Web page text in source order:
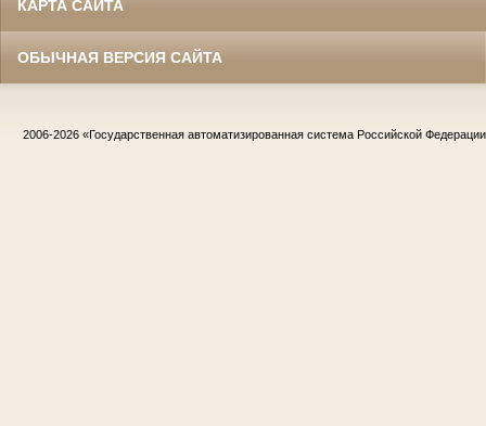
КАРТА САЙТА
ОБЫЧНАЯ ВЕРСИЯ САЙТА
2006-2026 «Государственная автоматизированная система Российской